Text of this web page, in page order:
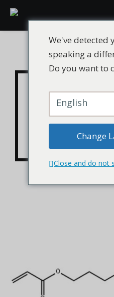
Monômero
HDDA /
We've detected
speaking a
Do you want to
English
Change
Close and do not